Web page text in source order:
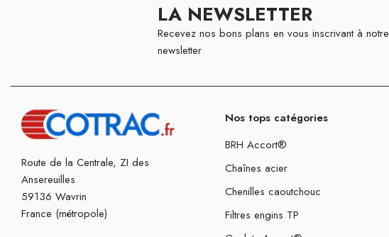
LA NEWSLETTER
Recevez nos bons plans en vous inscrivant à notre
newsletter
Route de la Centrale, ZI des
Ansereuilles
59136 Wavrin
France (métropole)
Nos tops catégories
BRH Accort®
Chaînes acier
Chenilles caoutchouc
Filtres engins TP